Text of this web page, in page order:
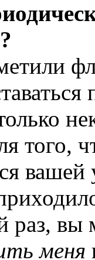
того,
раз, вы
меня